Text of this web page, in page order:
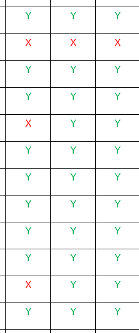
Y Y Y
X X X
Y Y Y
Y Y Y
X Y Y
Y Y Y
Y Y Y
Y Y Y
Y Y Y
Y Y Y
X Y Y
Y Y Y